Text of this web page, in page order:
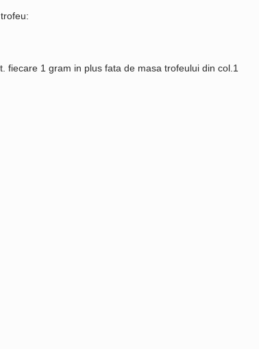
fiecare 1 gram in plus fata de masa trofeului din col.1